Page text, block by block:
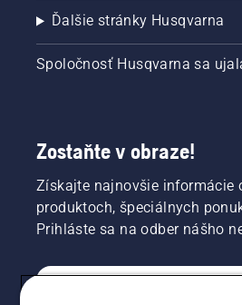
Ďalšie stránky Husqvarna
Spoločnosť Husqvarna sa
Zostaňte v obraze!
Získajte najnovšie informácie
produktoch, špeciálnych
Prihláste sa na odber nášho